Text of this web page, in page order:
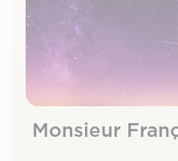
Monsieur